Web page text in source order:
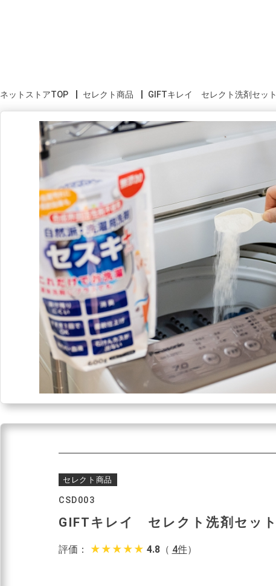
ネットストアTOP セレクト商品 GIFTキレイ セレクト洗剤セット
セレクト商品
CSD003
GIFTキレイ セレクト洗剤セット
評価： star_rate star_rate star_rate star_rate star_rate 4.8（ 4件）